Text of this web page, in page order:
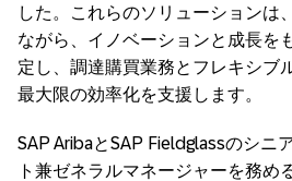
した。これらのソリューションは
ながら、イノベーションと成長を
定し、調達購買業務とフレキシブ
最大限の効率化を支援します。
SAP AribaとSAP Fieldglassのシニ
ト兼ゼネラルマネージャーを務め